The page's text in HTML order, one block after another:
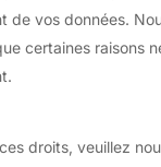
de vos données.
certaines raisons
droits, veuillez